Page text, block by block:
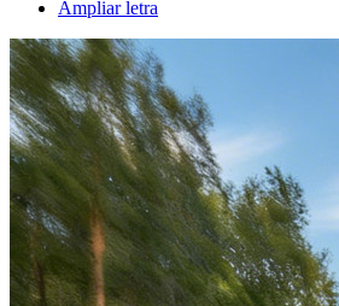
Ampliar letra